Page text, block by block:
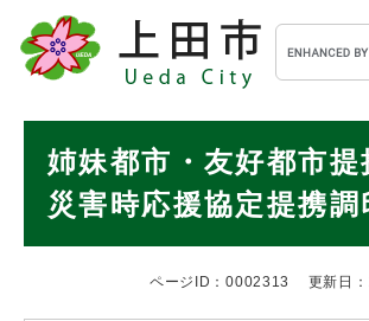
メニューを飛ばして本文へ
キ
ー
ワ
検
姉妹都市・友好都市提
災害時応援協定提携調
ページID：0002313 更新日